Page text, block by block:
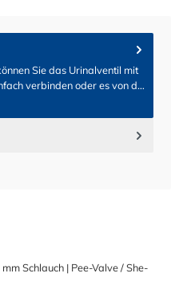
Sie das Urinalventil mit
verbinden oder es von d…